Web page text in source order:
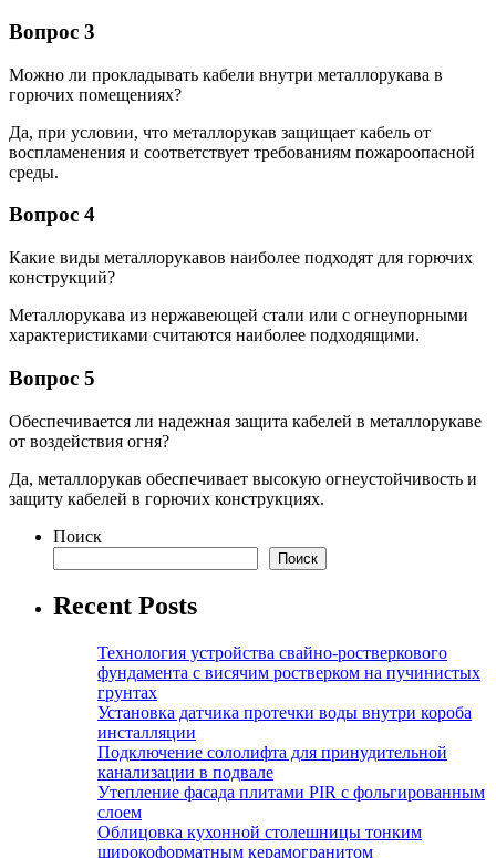
Вопрос 3
Можно ли прокладывать кабели внутри металлорукава в
горючих помещениях?
Да, при условии, что металлорукав защищает кабель от
воспламенения и соответствует требованиям пожароопасной
среды.
Вопрос 4
Какие виды металлорукавов наиболее подходят для горючих
конструкций?
Металлорукава из нержавеющей стали или с огнеупорными
характеристиками считаются наиболее подходящими.
Вопрос 5
Обеспечивается ли надежная защита кабелей в металлорукаве
от воздействия огня?
Да, металлорукав обеспечивает высокую огнеустойчивость и
защиту кабелей в горючих конструкциях.
Поиск
Поиск
Recent Posts
Технология устройства свайно-ростверкового
фундамента с висячим ростверком на пучинистых
грунтах
Установка датчика протечки воды внутри короба
инсталляции
Подключение сололифта для принудительной
канализации в подвале
Утепление фасада плитами PIR с фольгированным
слоем
Облицовка кухонной столешницы тонким
широкоформатным керамогранитом